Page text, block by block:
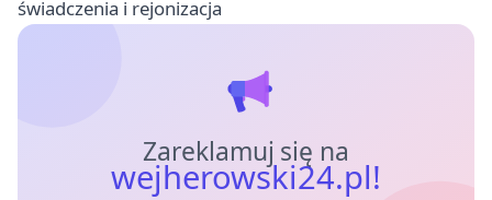
świadczenia i rejonizacja
Zareklamuj się na
wejherowski24.pl!